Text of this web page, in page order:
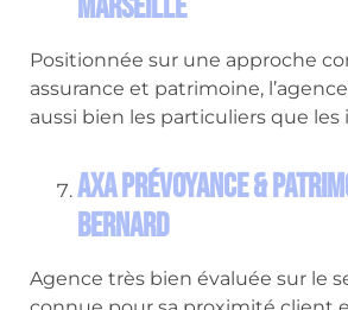
Positionnée sur une approche
assurance et patrimoine,
aussi bien les particuliers que
AXA Prévoyance &
BERNARD
Agence très bien évaluée sur le